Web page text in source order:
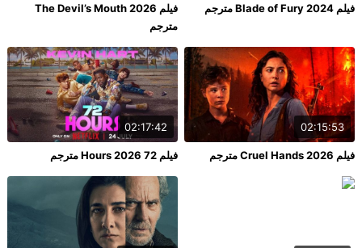
فيلم Blade of Fury 2024 مترجم
فيلم The Devil’s Mouth 2026
مترجم
02:15:53
فيلم Cruel Hands 2026 مترجم
02:17:42
فيلم 72 Hours 2026 مترجم